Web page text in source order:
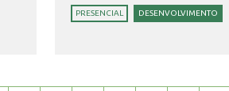
PRESENCIAL DESENVOLVIMENTO